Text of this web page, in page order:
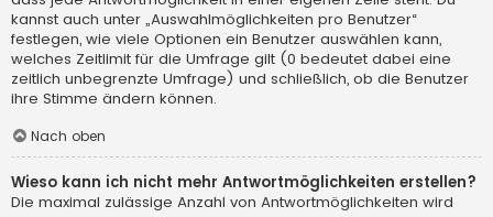
kannst auch unter „Auswahlmöglichkeiten pro Benutzer“
festlegen, wie viele Optionen ein Benutzer auswählen kann,
welches Zeitlimit für die Umfrage gilt (0 bedeutet dabei eine
zeitlich unbegrenzte Umfrage) und schließlich, ob die Benutzer
ihre Stimme ändern können.
Nach oben
Wieso kann ich nicht mehr Antwortmöglichkeiten erstellen?
Die maximal zulässige Anzahl von Antwortmöglichkeiten wird